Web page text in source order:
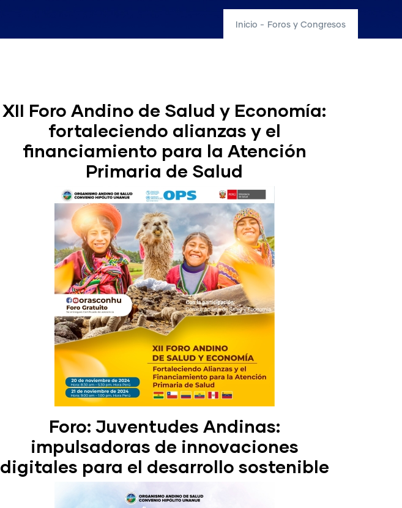
Inicio - Foros y Congresos
XII Foro Andino de Salud y Economía:
fortaleciendo alianzas y el
financiamiento para la Atención
Primaria de Salud
Foro: Juventudes Andinas:
impulsadoras de innovaciones
digitales para el desarrollo sostenible